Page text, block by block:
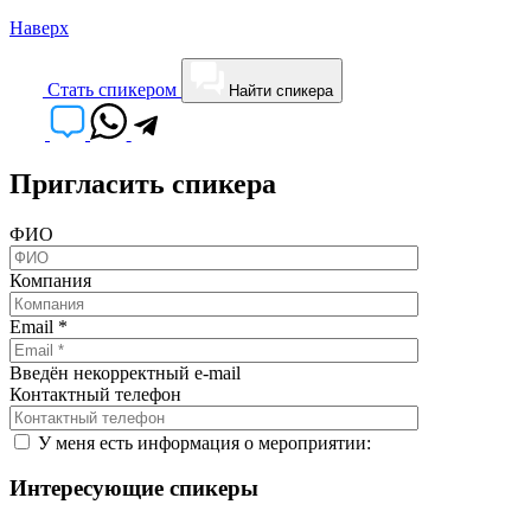
Наверх
Cтать спикером Найти спикера
Пригласить спикера
ФИО
Компания
Email *
Введён некорректный e-mail
Контактный телефон
У меня есть информация о мероприятии:
Интересующие спикеры